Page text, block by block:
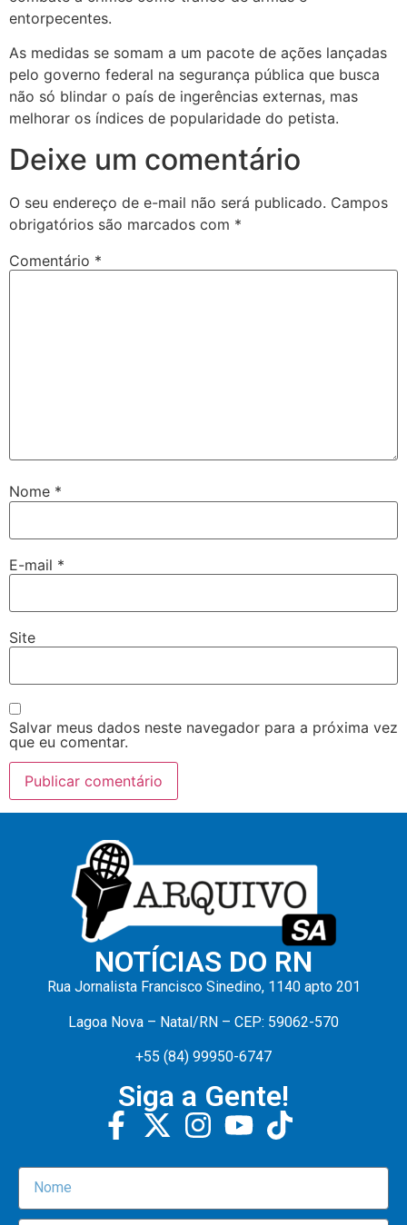
entorpecentes.
As medidas se somam a um pacote de ações lançadas
pelo governo federal na segurança pública que busca
não só blindar o país de ingerências externas, mas
melhorar os índices de popularidade do petista.
Deixe um comentário
O seu endereço de e-mail não será publicado. Campos
obrigatórios são marcados com *
Comentário *
Nome *
E-mail *
Site
Salvar meus dados neste navegador para a próxima vez
que eu comentar.
NOTÍCIAS DO RN
Rua Jornalista Francisco Sinedino, 1140 apto 201
Lagoa Nova – Natal/RN – CEP: 59062-570
+55 (84) 99950-6747
Siga a Gente!